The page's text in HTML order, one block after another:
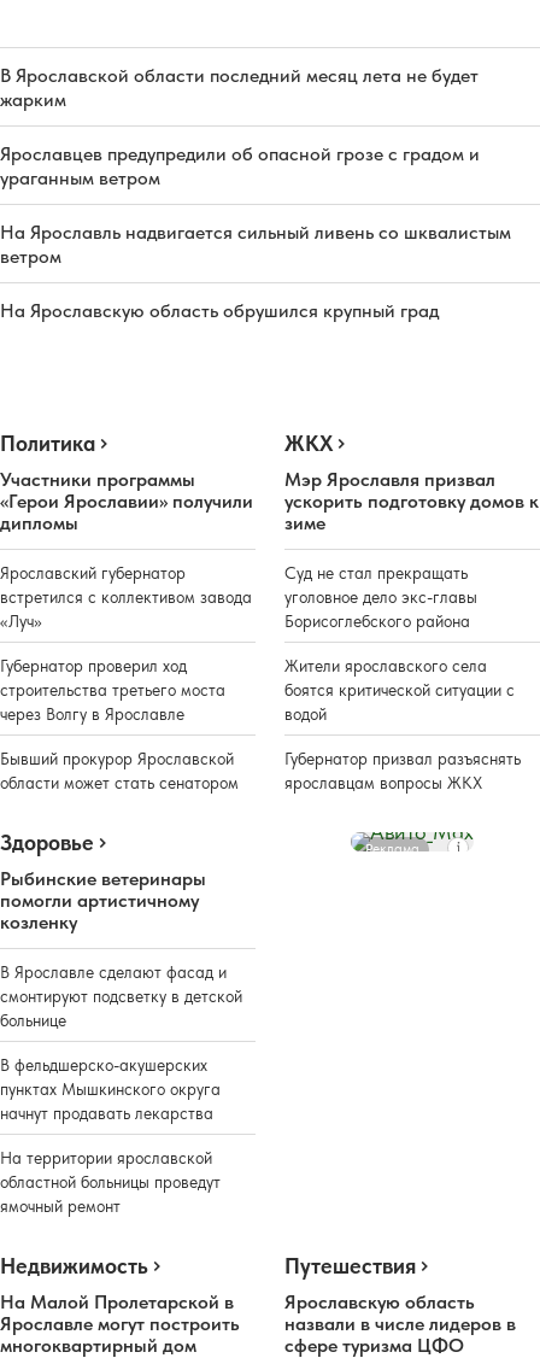
В Ярославской области последний месяц лета не будет
жарким
Ярославцев предупредили об опасной грозе с градом и
ураганным ветром
На Ярославль надвигается сильный ливень со шквалистым
ветром
На Ярославскую область обрушился крупный град
Политика
Участники программы
«Герои Ярославии» получили
дипломы
Ярославский губернатор
встретился с коллективом завода
«Луч»
Губернатор проверил ход
строительства третьего моста
через Волгу в Ярославле
Бывший прокурор Ярославской
области может стать сенатором
ЖКХ
Мэр Ярославля призвал
ускорить подготовку домов к
зиме
Суд не стал прекращать
уголовное дело экс-главы
Борисоглебского района
Жители ярославского села
боятся критической ситуации с
водой
Губернатор призвал разъяснять
ярославцам вопросы ЖКХ
Здоровье
Рыбинские ветеринары
помогли артистичному
козленку
В Ярославле сделают фасад и
смонтируют подсветку в детской
больнице
В фельдшерско-акушерских
пунктах Мышкинского округа
начнут продавать лекарства
На территории ярославской
областной больницы проведут
ямочный ремонт
Реклама
Недвижимость
На Малой Пролетарской в
Ярославле могут построить
многоквартирный дом
Путешествия
Ярославскую область
назвали в числе лидеров в
сфере туризма ЦФО